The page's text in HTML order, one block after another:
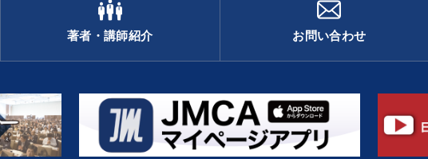
著者・講師紹介 お問い合わせ